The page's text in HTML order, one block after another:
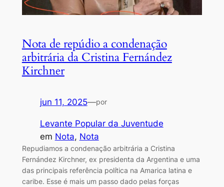
Nota de repúdio a condenação
arbitrária da Cristina Fernández
Kirchner
jun 11, 2025—por
Levante Popular da Juventude
em Nota, Nota
Repudiamos a condenação arbitrária a Cristina
Fernández Kirchner, ex presidenta da Argentina e uma
das principais referência política na Amarica latina e
caribe. Esse é mais um passo dado pelas forças